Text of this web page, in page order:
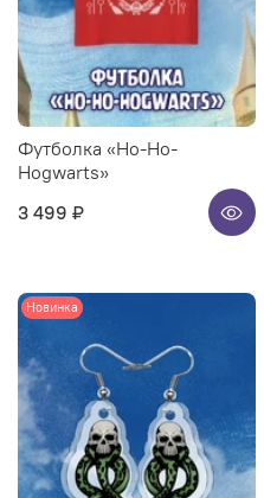
Футболка «Ho-Ho-
Hogwarts»
3 499 ₽
Новинка